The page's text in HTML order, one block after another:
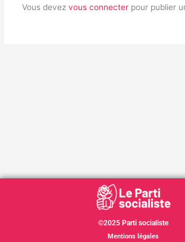
Vous devez vous connecterpour publier
©2025 Parti socialiste
Mentions légales